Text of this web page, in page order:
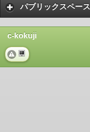
パブリックスペース
c-kokuji